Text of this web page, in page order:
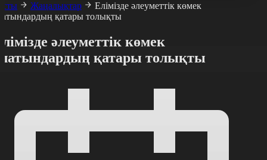
Жаңалықтар
Елімізде әлеуметтік көмек
қатары толықты
әлеуметтік көмек
қатары толықты